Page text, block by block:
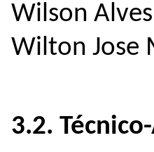
Wilson
Wilton Jose
3.2.